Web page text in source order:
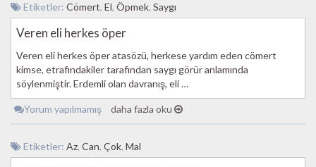
Etiketler: Cömert, El, Öpmek, Saygı
Veren eli herkes öper
Veren eli herkes öper atasözü, herkese yardım eden cömert
kimse, etrafındakiler tarafından saygı görür anlamında
söylenmiştir. Erdemli olan davranış, eli …
Yorum yapılmamış daha fazla oku
Etiketler: Az, Can, Çok, Mal